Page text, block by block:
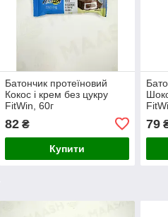
Батончик протеїновий
Кокос і крем без цукру
FitWin, 60г
82₴
Купити
79